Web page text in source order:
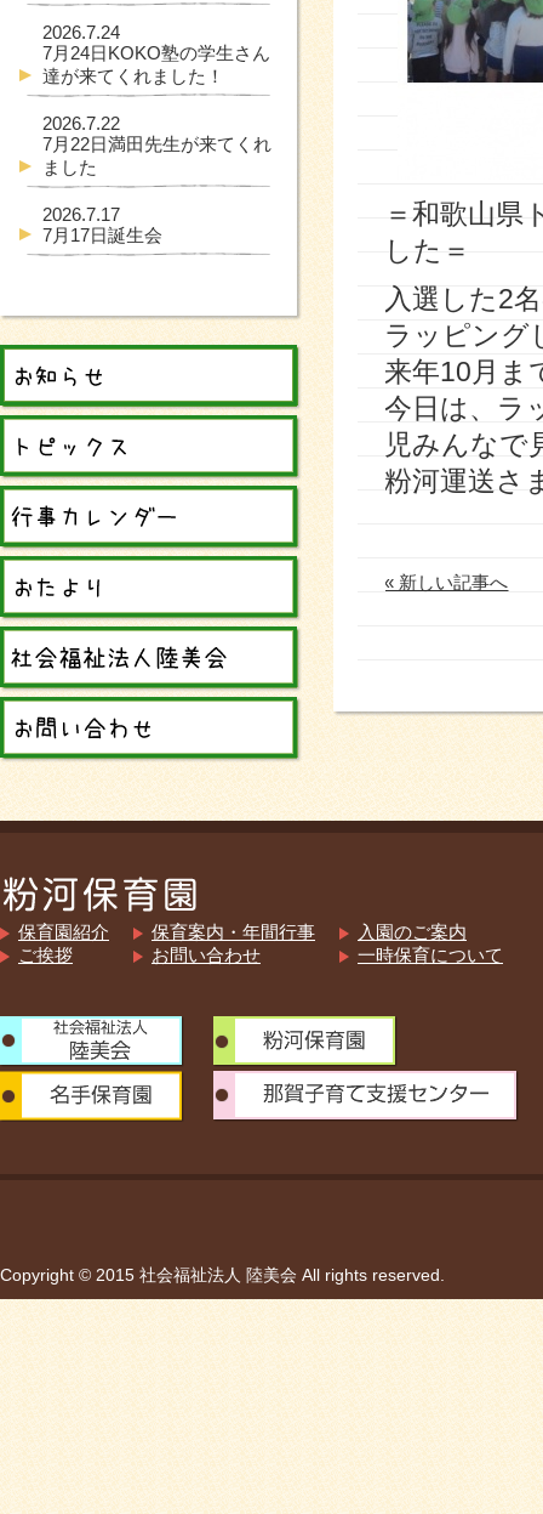
＝和歌山
した＝
入選した2
ラッピング
来年10月ま
今日は、ラ
児みんなで
粉河運送さ
« 新しい記事へ
2026.7.24
7月24日KOKO塾の学生さん
達が来てくれました！
2026.7.22
7月22日満田先生が来てくれ
ました
2026.7.17
7月17日誕生会
保育園紹介
ご挨拶
保育案内・年間行事
お問い合わせ
入園のご案内
一時保育について
Copyright © 2015 社会福祉法人 陸美会 All rights reserved.